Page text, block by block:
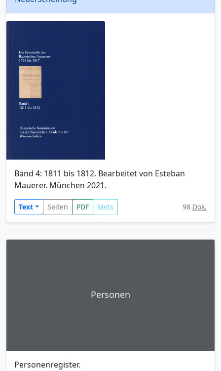
Band 4: 1811 bis 1812. Bearbeitet von Esteban
Mauerer. München 2021.
Text Seiten PDF Mets 98 Dok.
Personen
Personenregister.